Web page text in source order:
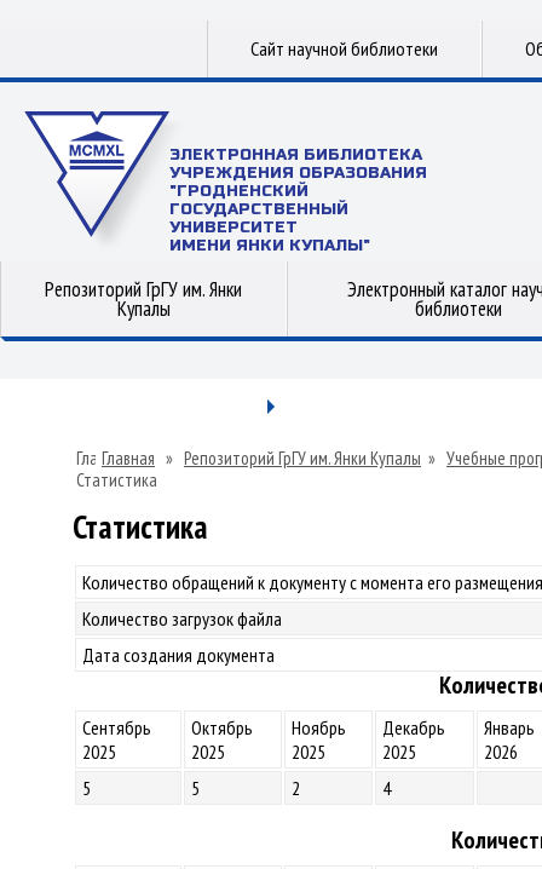
Сайт научной библиотеки
ЭЛЕКТРОННАЯ БИБЛИОТЕКА
УЧРЕЖДЕНИЯ ОБРАЗОВАНИЯ
"ГРОДНЕНСКИЙ
ГОСУДАРСТВЕННЫЙ
УНИВЕРСИТЕТ
ИМЕНИ ЯНКИ КУПАЛЫ"
Репозиторий ГрГУ им. Янки
Купалы
Электронный каталог
библиотеки
Главная » Репозиторий ГрГУ им. Янки Купалы » Учебные
Статистика
Статистика
Количество обращений к документу с момента его
Количество загрузок файла
Дата создания документа
Сентябрь
2025
Октябрь
2025
Ноябрь
2025
Декабрь
2025
Январь
2026
5
5 2 4